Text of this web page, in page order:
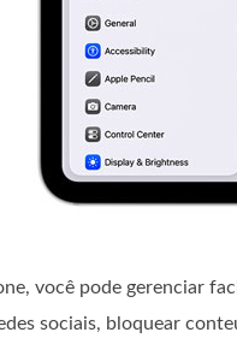
você pode gerenciar
sociais, bloquear